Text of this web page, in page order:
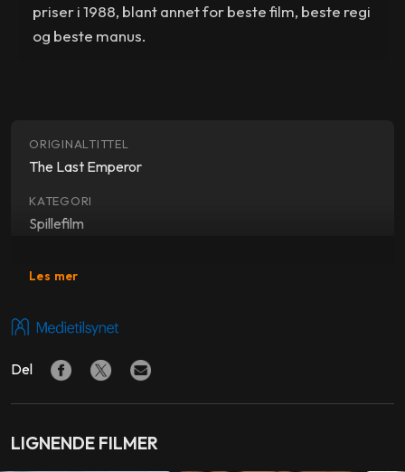
priser i 1988, blant annet for beste film, beste regi
og beste manus.
ORIGINALTITTEL
The Last Emperor
KATEGORI
Spillefilm
Biografi, drama
SKUESPILLERE
Bernardo Bertolucci
Les mer
Del
LIGNENDE FILMER